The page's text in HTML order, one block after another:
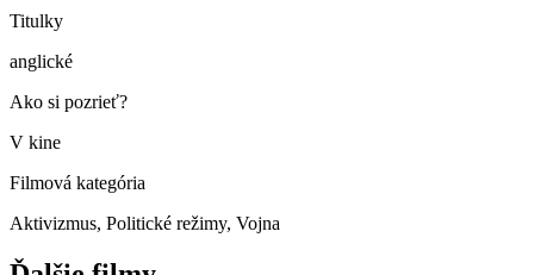
Titulky
anglické
Ako si pozrieť?
V kine
Filmová kategória
Aktivizmus, Politické režimy, Vojna